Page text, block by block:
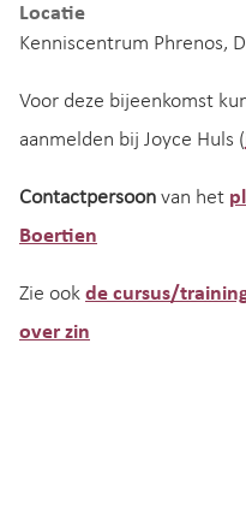
Locatie
Kenniscentrum Phrenos,
Voor deze bijeenkomst
aanmelden bij Joyce Huls (
Contactpersoon van het
Boertien
Zie ook de cursus/
over zin